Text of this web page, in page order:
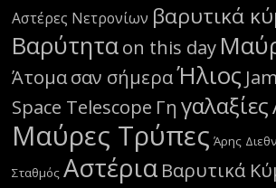
Αστέρες Νετρονίων βαρυτικά
Βαρύτηταon this day
Άτομασαν σήμεραΉλιος
Space Telescope Γη γαλαξίες
Μαύρες Τρύπες Άρης
Σταθμός Αστέρια Βαρυτικά